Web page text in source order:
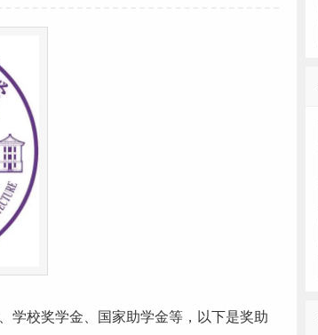
学校奖学金、国家助学金等，以下是奖助